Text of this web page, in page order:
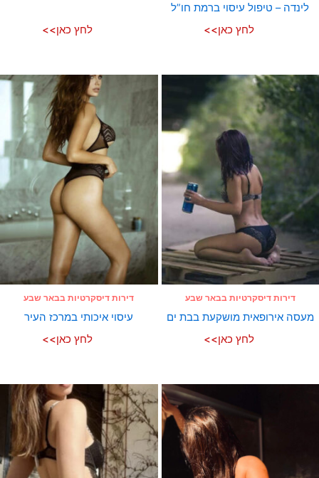
לינדה – טיפול עיסוי ברמת חו”ל
לחץ כאן>>
לחץ כאן>>
דירות דיסקרטיות בבאר שבע
מעסה אירופאית מושקעת בבת ים
לחץ כאן>>
דירות דיסקרטיות בבאר שבע
עיסוי איכותי במרכז העיר
לחץ כאן>>